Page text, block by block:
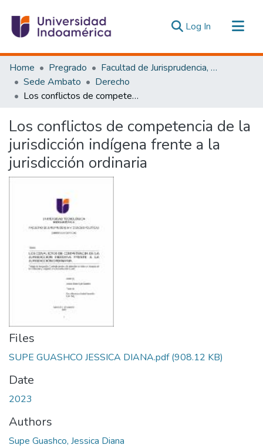
Log In (current)
Communities & Collections
All of DSpace
Statistics
Home Pregrado
Facultad de Jurisprudencia, Ciencias Políticas y Económicas
Sede Ambato
Derecho
Los conflictos de competencia de la jurisdicción indígena frente a la jurisdicción ordinaria
Los conflictos de competencia de la
jurisdicción indígena frente a la
jurisdicción ordinaria
Files
SUPE GUASHCO JESSICA DIANA.pdf(908.12 KB)
Date
2023
Authors
Supe Guashco, Jessica Diana